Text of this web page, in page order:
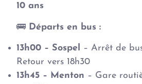
10 ans
🚌 Départs en bus :
13h00 – Sospel – Arrêt de
Retour vers 18h30
13h45 – Menton – Gare